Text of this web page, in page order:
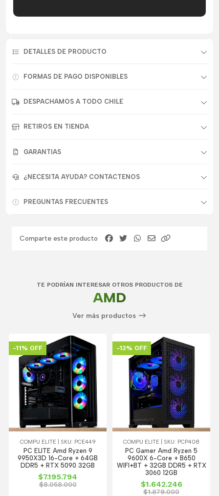
DETALLES DE PRODUCTO
FORMAS DE PAGO DISPONIBLES
DESPACHAMOS A TODO CHILE
RETIROS EN TIENDA
GARANTIAS
¿NECESITA AYUDA? CONTACTENOS
PREGUNTAS FRECUENTES
Comparte este producto
TE PODRÍAN INTERESAR OTROS PRODUCTOS DE
AMD
Ver más productos
-11% OFF
COMPU ELITE | SKU: PCE449
PC ELITE Amd Ryzen 9
9950X3D 16-Core + 64GB
DDR5 + RTX 5090 32GB
$7.195.794
$8.058.000
-13% OFF
COMPU ELITE | SKU: PCP408
PC Gamer Amd Ryzen 5
9600X 6-Core + B650
WIFI+BT + 32GB DDR5 + RTX
3060 12GB
$1.642.246
$1.879.000